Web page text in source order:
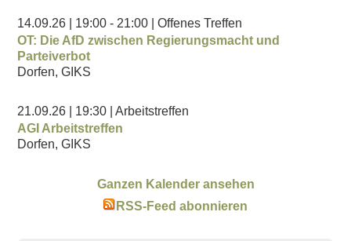
14.09.26 | 19:00 - 21:00
| Offenes Treffen
OT: Die AfD zwischen Regierungsmacht und
Parteiverbot
Dorfen, GIKS
21.09.26 | 19:30
| Arbeitstreffen
AGI Arbeitstreffen
Dorfen, GIKS
Ganzen Kalender ansehen
RSS-Feed abonnieren